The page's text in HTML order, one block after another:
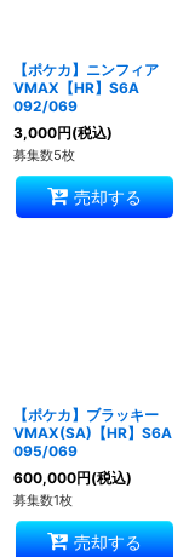
【ポケカ】ニンフィア
VMAX【HR】S6A
092/069
3,000円(税込)
募集数5枚
売却する
【ポケカ】ブラッキー
VMAX(SA)【HR】S6A
095/069
600,000円(税込)
募集数1枚
売却する